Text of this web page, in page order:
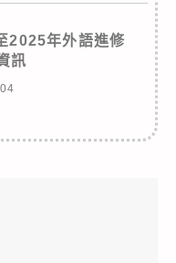
2025年外語進修
訊